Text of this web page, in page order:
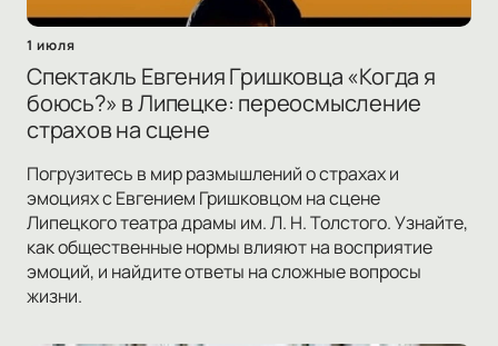
1 июля
Спектакль Евгения Гришковца «Когда я
боюсь?» в Липецке: переосмысление
страхов на сцене
Погрузитесь в мир размышлений о страхах и
эмоциях с Евгением Гришковцом на сцене
Липецкого театра драмы им. Л. Н. Толстого. Узнайте,
как общественные нормы влияют на восприятие
эмоций, и найдите ответы на сложные вопросы
жизни.